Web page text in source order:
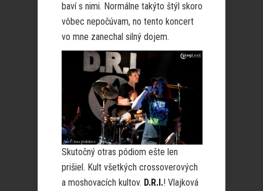
baví s nimi. Normálne takýto štýl skoro
vôbec nepočúvam, no tento koncert
vo mne zanechal silný dojem.
Skutočný otras pódiom ešte len
prišiel. Kult všetkých crossoverových
a moshovacích kultov. D.R.I.! Vlajková